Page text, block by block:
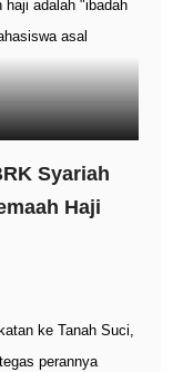
haji adalah "ibadah
asal
Syariah
Haji
ke Tanah Suci,
perannya